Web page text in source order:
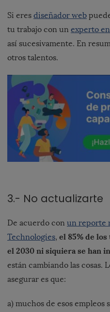
Si eres diseñador web
tu trabajo con un experto
así sucesivamente. En
otros talentos.
3.- No actualizarte
De acuerdo con un reporte
Technologies, el 85% de
el 2030 ni siquiera se han
están cambiando las cosas.
asegurar es que:
a) muchos de esos empleos